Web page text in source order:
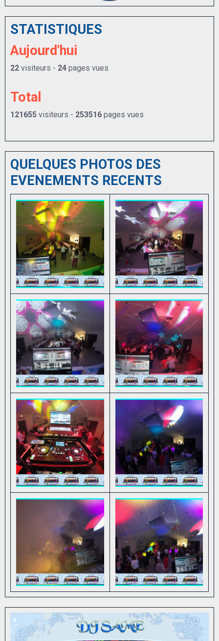
STATISTIQUES
Aujourd'hui
22 visiteurs - 24 pages vues
Total
121655 visiteurs - 253516 pages vues
QUELQUES PHOTOS DES
EVENEMENTS RECENTS